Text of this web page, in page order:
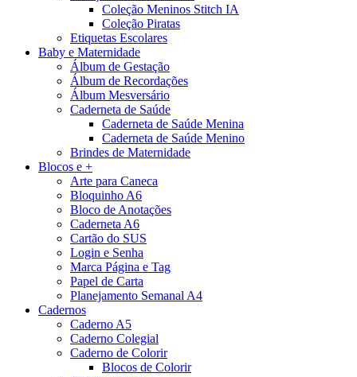
Coleção Meninos Stitch IA
Coleção Piratas
Etiquetas Escolares
Baby e Maternidade
Álbum de Gestação
Álbum de Recordações
Álbum Mesversário
Caderneta de Saúde
Caderneta de Saúde Menina
Caderneta de Saúde Menino
Brindes de Maternidade
Blocos e +
Arte para Caneca
Bloquinho A6
Bloco de Anotações
Caderneta A6
Cartão do SUS
Login e Senha
Marca Página e Tag
Papel de Carta
Planejamento Semanal A4
Cadernos
Caderno A5
Caderno Colegial
Caderno de Colorir
Blocos de Colorir